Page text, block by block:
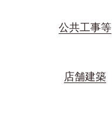
公共工事等
店舗建築